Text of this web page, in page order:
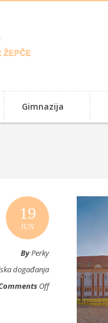
Gimnazija
19
JUN
ByPerky
događanja
Off